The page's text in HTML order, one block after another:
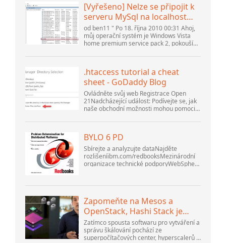
[Vyřešeno] Nelze se připojit k
serveru MySql na localhost
(10061) (Zobrazit téma) *
Fórum komunity Apache
OpenOffice
od ben11 " Po 18. října 2010 00:31 Ahoj,
můj operační systém je Windows Vista
home premium service pack 2, pokouším
verze 5.1. Spustil jsem databázi
.htaccess tutorial a cheat
sheet - GoDaddy Blog
Ovládněte svůj web Registrace Open
21Nadcházející událost: Podívejte se, jak
naše obchodní možnosti mohou pomoci
prostředí na GoDaddy Open 2021 dne 28.
BYLO 6 PD
Sbírejte a analyzujte dataNajděte
rozlišeníibm.com/redbooksMezinárodní
organizace technické podporyWebSphere
PlatformsListopad 2005 SG2...
Zapomeňte na Mesos a
OpenStack, Hashi Stack je
nová další platforma
Zatímco spousta softwaru pro vytváření a
správu škálování pochází ze
superpočítačových center, hyperscalerů a